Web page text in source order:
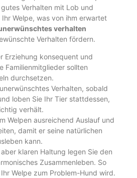
Verhalten mit Lob und
Welpe, was von ihm erwartet
verhalten
Verhalten fördern.
Erziehung konsequent und
Familienmitglieder sollten
durchsetzen.
Verhalten, sobald
loben Sie Ihr Tier stattdessen,
verhält.
Welpen ausreichend Auslauf und
damit er seine natürlichen
kann.
klaren Haltung legen Sie den
Zusammenleben. So
Welpe zum Problem-Hund wird.